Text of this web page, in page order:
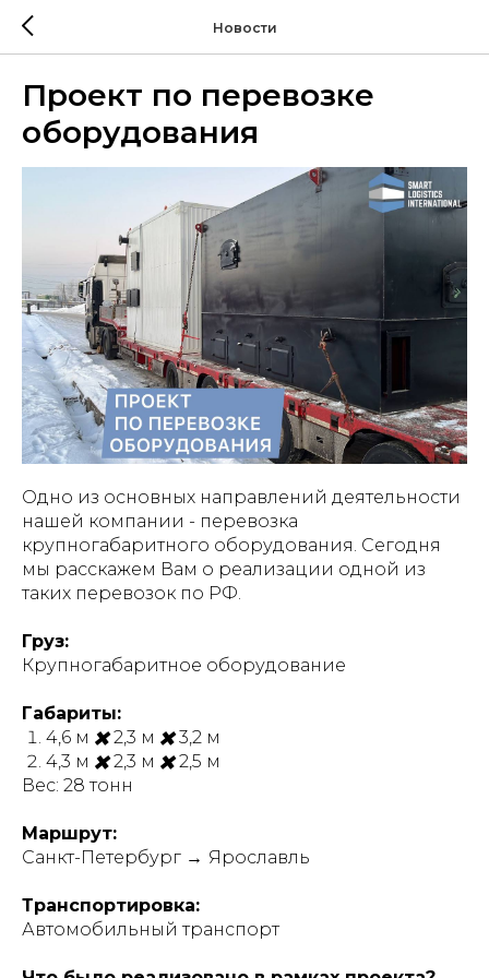
Новости
Проект по перевозке
оборудования
Одно из основных направлений деятельности
нашей компании - перевозка
крупногабаритного оборудования. Сегодня
мы расскажем Вам о реализации одной из
таких перевозок по РФ.
Груз:
Крупногабаритное оборудование
Габариты:
4,6 м ✖️2,3 м ✖️3,2 м
4,3 м ✖️2,3 м ✖️2,5 м
Вес: 28 тонн
Маршрут:
Санкт-Петербург → Ярославль
Транспортировка:
Автомобильный транспорт